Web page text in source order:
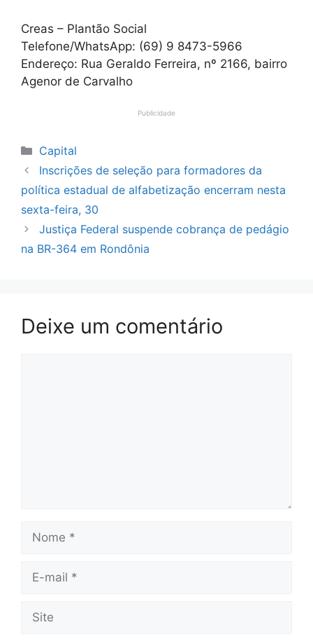
Creas – Plantão Social
Telefone/WhatsApp: (69) 9 8473-5966
Endereço: Rua Geraldo Ferreira, nº 2166, bairro
Agenor de Carvalho
Publicidade
Categorias
Capital
Inscrições de seleção para formadores da
política estadual de alfabetização encerram nesta
sexta-feira, 30
Justiça Federal suspende cobrança de pedágio
na BR-364 em Rondônia
Deixe um comentário
Nome
Site